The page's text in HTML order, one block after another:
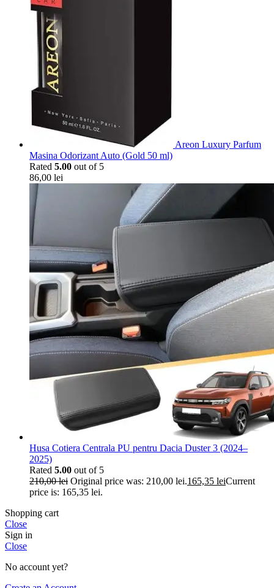
Areon Luxury Parfum
Masina Odorizant Auto (Gold 50 ml)
Rated 5.00 out of 5
86,00 lei
Husa Cotiera Centrala PU pentru Dacia Duster 3 (2024–
2025)
Rated 5.00 out of 5
210,00lei Original price was: 210,00 lei.165,35 leiCurrent
price is: 165,35 lei.
Shopping cart
Close
Sign in
Close
No account yet?